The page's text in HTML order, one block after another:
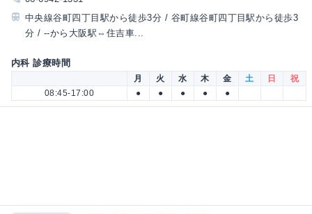
中央線谷町四丁目駅から徒歩3分 / 谷町線谷町四丁目駅から徒歩3
分 / --から大阪駅⇔住吉車...
内科 診療時間
月 火 水 木 金 土 日
祝
08:45-17:00
● ● ● ● ●